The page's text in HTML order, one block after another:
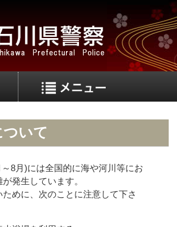
いて
8月)には全国的に海や河川等にお
発生しています。
めに、次のことに注意して下さ